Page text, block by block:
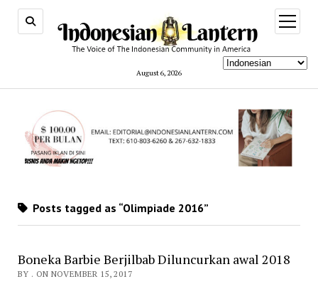
August 6, 2026
open
menu
Posts tagged as “Olimpiade 2016”
Boneka Barbie Berjilbab Diluncurkan awal 2018
BY . ON NOVEMBER 15, 2017